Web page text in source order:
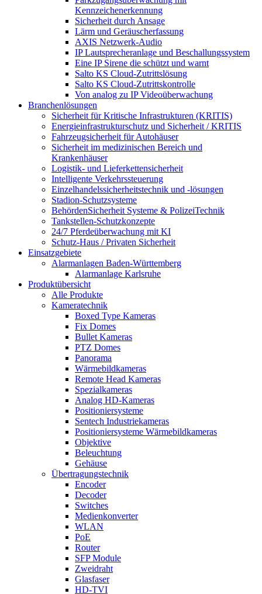
Kennzeichenerkennung
Sicherheit durch Ansage
Lärm und Geräuscherfassung
AXIS Netzwerk-Audio
IP Lautsprecheranlage und Beschallungssystem
Eine IP Sirene die schützt und warnt
Salto KS Cloud-Zutrittslösung
Salto KS Cloud-Zutrittskontrolle
Von analog zu IP Videoüberwachung
Branchenlösungen
Sicherheit für Kritische Infrastrukturen (KRITIS)
Energieinfrastrukturschutz und Sicherheit / KRITIS
Fahrzeugsicherheit für Autohäuser
Sicherheit im medizinischen Bereich und
Krankenhäuser
Logistik- und Lieferkettensicherheit
Intelligente Verkehrssteuerung
Einzelhandelssicherheitstechnik und -lösungen
Stadion-Schutzsysteme
BehördenSicherheit Systeme & PolizeiTechnik
Tankstellen-Schutzkonzepte​
24/7 Pferdeüberwachung mit KI
Schutz-Haus / Privaten Sicherheit
Einsatzgebiete
Alarmanlagen Baden-Württemberg
Alarmanlage Karlsruhe
Produktübersicht
Alle Produkte
Kameratechnik
Boxed Type Kameras
Fix Domes
Bullet Kameras
PTZ Domes
Panorama
Wärmebildkameras
Remote Head Kameras
Spezialkameras
Analog HD-Kameras
Positioniersysteme
Sentech Industriekameras
Positioniersysteme Wärmebildkameras
Objektive
Beleuchtung
Gehäuse
Übertragungstechnik
Encoder
Decoder
Switches
Medienkonverter
WLAN
PoE
Router
SFP Module
Zweidraht
Glasfaser
HD-TVI